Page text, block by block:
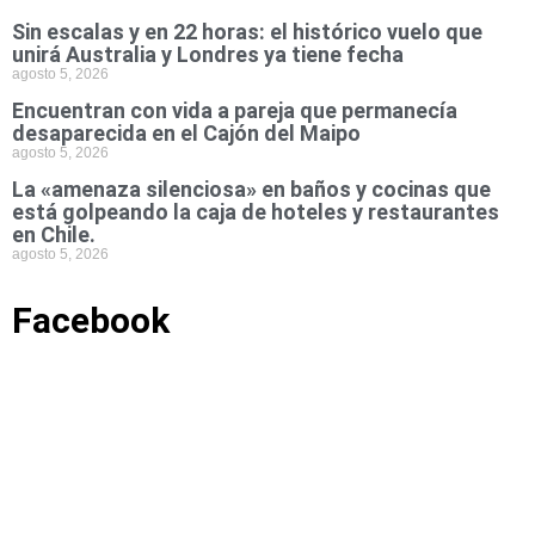
Sin escalas y en 22 horas: el histórico vuelo que
unirá Australia y Londres ya tiene fecha
agosto 5, 2026
Encuentran con vida a pareja que permanecía
desaparecida en el Cajón del Maipo
agosto 5, 2026
La «amenaza silenciosa» en baños y cocinas que
está golpeando la caja de hoteles y restaurantes
en Chile.
agosto 5, 2026
Facebook